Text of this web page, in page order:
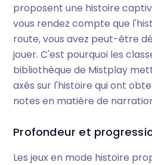
proposent une histoire
vous rendez compte que
route, vous avez peut-être
jouer. C'est pourquoi les
bibliothèque de Mistplay
axés sur l'histoire qui ont
notes en matière de
Profondeur et
Les jeux en mode histoire